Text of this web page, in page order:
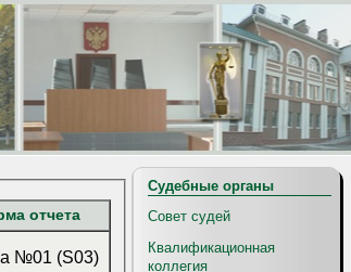
отчета
№01 (S03)
Судебные органы
Совет судей
Квалификационная
коллегия